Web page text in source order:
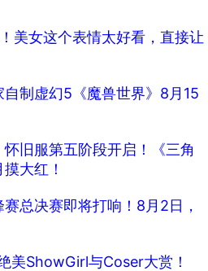
美女这个表情太好看，直接让
制虚幻5《魔兽世界》8月15
旧服第五阶段开启！《三角
大红！
赛总决赛即将打响！8月2日，
美ShowGirl与Coser大赏！